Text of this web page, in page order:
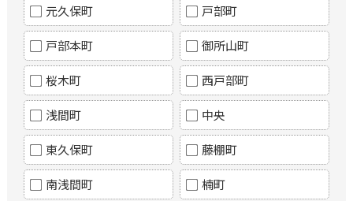
元久保町 戸部町
戸部本町 御所山町
桜木町 西戸部町
浅間町 中央
東久保町 藤棚町
南浅間町 楠町